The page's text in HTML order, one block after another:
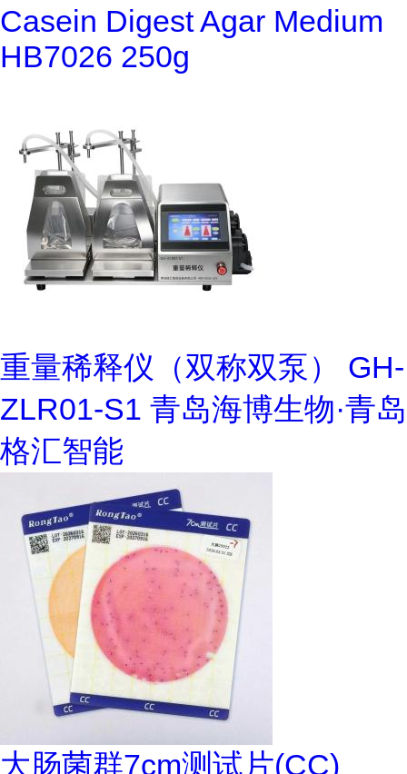
Casein Digest Agar Medium
HB7026 250g
重量稀释仪（双称双泵） GH-
ZLR01-S1 青岛海博生物·青岛
格汇智能
大肠菌群7cm测试片(CC)